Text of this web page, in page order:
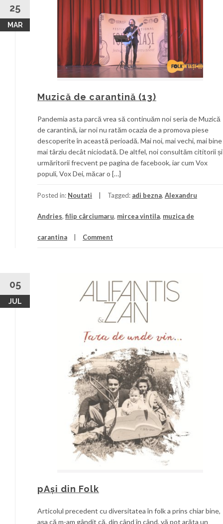
25
MAR
Muzică de carantină (13)
Pandemia asta parcă vrea să continuăm noi seria de Muzică
de carantină, iar noi nu ratăm ocazia de a promova piese
descoperite în această perioadă. Mai noi, mai vechi, mai bine
mai târziu decât niciodată. De altfel, noi consultăm cititorii și
urmăritorii frecvent pe pagina de facebook, iar cum Vox
populi, Vox Dei, măcar o […]
Posted in: Noutati Tagged: adi bezna, Alexandru
Andries, filip cârciumaru, mircea vintila, muzica de
carantina Comment
05
JUL
pAși din Folk
Articolul precedent cu diversitatea în folk a prins chiar bine,
așa că m-am gândit că, din când în când, vă pot arăta un